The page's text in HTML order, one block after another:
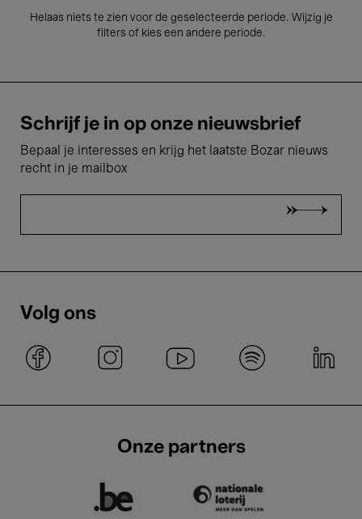
Helaas niets te zien voor de geselecteerde periode. Wijzig je
filters of kies een andere periode.
Schrijf je in op onze nieuwsbrief
Bepaal je interesses en krijg het laatste Bozar nieuws
recht in je mailbox
Volg ons
Onze partners